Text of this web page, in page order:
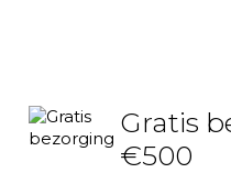
Gratis
€500